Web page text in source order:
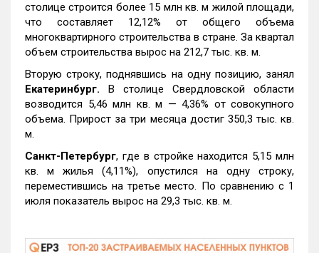
столице строится более 15 млн кв. м жилой площади,
что составляет 12,12% от общего объема
многоквартирного строительства в стране. За квартал
объем строительства вырос на 212,7 тыс. кв. м.
Вторую строку, поднявшись на одну позицию, занял
Екатеринбург. В столице Свердловской области
возводится 5,46 млн кв. м — 4,36% от совокупного
объема. Прирост за три месяца достиг 350,3 тыс. кв.
м.
Санкт-Петербург, где в стройке находится 5,15 млн
кв. м жилья (4,11%), опустился на одну строку,
переместившись на третье место. По сравнению с 1
июля показатель вырос на 29,3 тыс. кв. м.